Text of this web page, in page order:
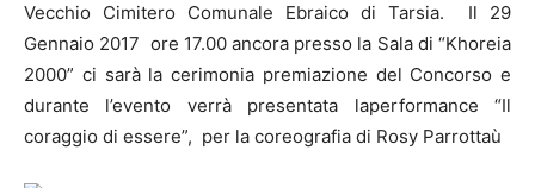
Vecchio Cimitero Comunale Ebraico di Tarsia. Il 29
Gennaio 2017 ore 17.00 ancora presso la Sala di “Khoreia
2000” ci sarà la cerimonia premiazione del Concorso e
durante l’evento verrà presentata laperformance “Il
coraggio di essere”, per la coreografia di Rosy Parrottaù